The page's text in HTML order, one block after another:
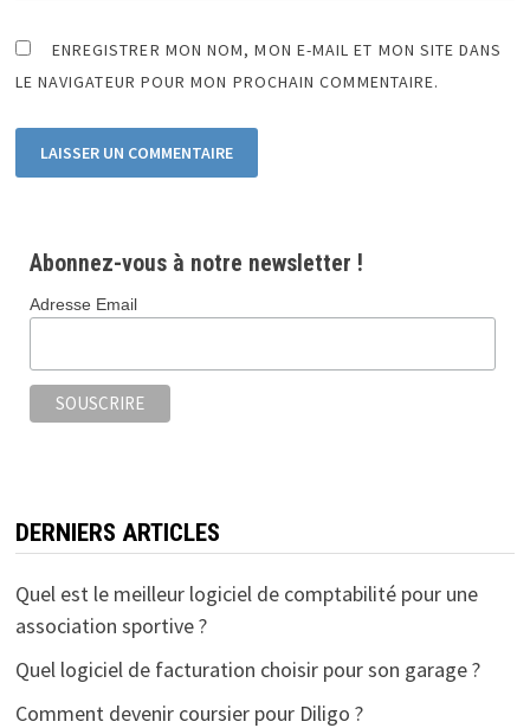
ENREGISTRER MON NOM, MON E-MAIL ET MON SITE DANS
LE NAVIGATEUR POUR MON PROCHAIN COMMENTAIRE.
Abonnez-vous à notre newsletter !
Adresse Email
DERNIERS ARTICLES
Quel est le meilleur logiciel de comptabilité pour une
association sportive ?
Quel logiciel de facturation choisir pour son garage ?
Comment devenir coursier pour Diligo ?